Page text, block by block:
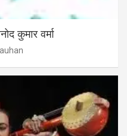
कुमार वर्मा